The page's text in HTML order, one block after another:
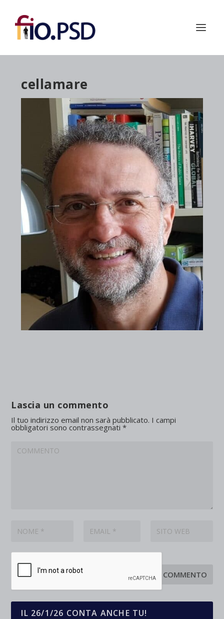
cellamare
Lascia un commento
Il tuo indirizzo email non sarà pubblicato. I campi
obbligatori sono contrassegnati*
IL 26/1/26 CONTA ANCHE TU!